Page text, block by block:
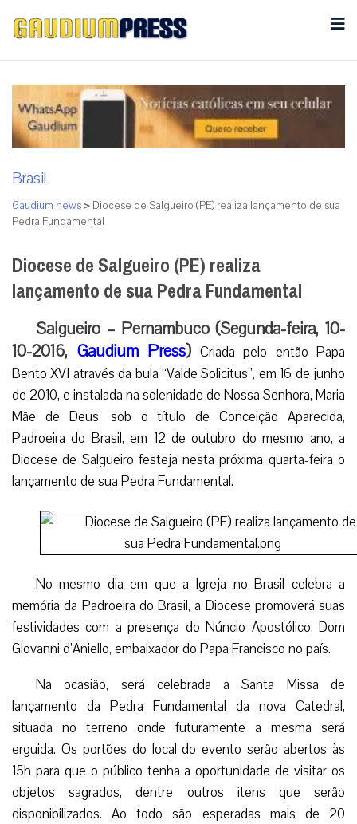
Brasil
Gaudium news > Diocese de Salgueiro (PE) realiza lançamento de sua
Pedra Fundamental
Diocese de Salgueiro (PE) realiza
lançamento de sua Pedra Fundamental
Salgueiro – Pernambuco (Segunda-feira, 10-
10-2016, Gaudium Press) Criada pelo então Papa
Bento XVI através da bula “Valde Solicitus”, em 16 de junho
de 2010, e instalada na solenidade de Nossa Senhora, Maria
Mãe de Deus, sob o título de Conceição Aparecida,
Padroeira do Brasil, em 12 de outubro do mesmo ano, a
Diocese de Salgueiro festeja nesta próxima quarta-feira o
lançamento de sua Pedra Fundamental.
No mesmo dia em que a Igreja no Brasil celebra a
memória da Padroeira do Brasil, a Diocese promoverá suas
festividades com a presença do Núncio Apostólico, Dom
Giovanni d’Aniello, embaixador do Papa Francisco no país.
Na ocasião, será celebrada a Santa Missa de
lançamento da Pedra Fundamental da nova Catedral,
situada no terreno onde futuramente a mesma será
erguida. Os portões do local do evento serão abertos às
15h para que o público tenha a oportunidade de visitar os
objetos sagrados, dentre outros itens que serão
disponibilizados. Ao todo são esperadas mais de 20